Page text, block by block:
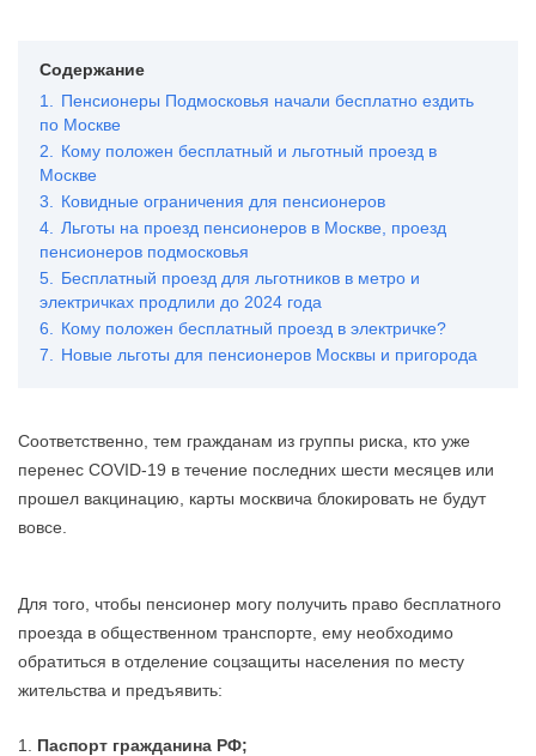
Содержание
1.
Пенсионеры Подмосковья начали бесплатно ездить
по Москве
2.
Кому положен бесплатный и льготный проезд в
Москве
3.
Ковидные ограничения для пенсионеров
4.
Льготы на проезд пенсионеров в Москве, проезд
пенсионеров подмосковья
5.
Бесплатный проезд для льготников в метро и
электричках продлили до 2024 года
6.
Кому положен бесплатный проезд в электричке?
7.
Новые льготы для пенсионеров Москвы и пригорода
Соответственно, тем гражданам из группы риска, кто уже
перенес COVID-19 в течение последних шести месяцев или
прошел вакцинацию, карты москвича блокировать не будут
вовсе.
Для того, чтобы пенсионер могу получить право бесплатного
проезда в общественном транспорте, ему необходимо
обратиться в отделение соцзащиты населения по месту
жительства и предъявить:
Паспорт гражданина РФ;